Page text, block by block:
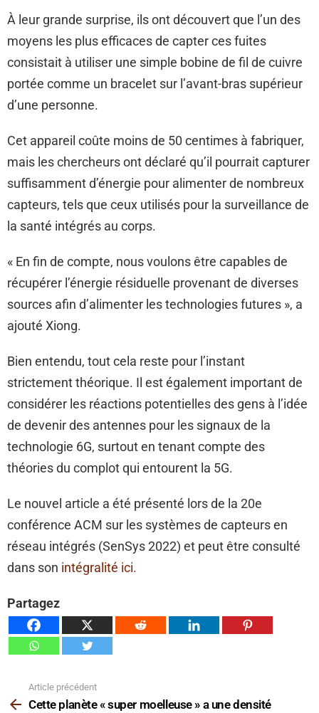
À leur grande surprise, ils ont découvert que l’un des
moyens les plus efficaces de capter ces fuites
consistait à utiliser une simple bobine de fil de cuivre
portée comme un bracelet sur l’avant-bras supérieur
d’une personne.
Cet appareil coûte moins de 50 centimes à fabriquer,
mais les chercheurs ont déclaré qu’il pourrait capturer
suffisamment d’énergie pour alimenter de nombreux
capteurs, tels que ceux utilisés pour la surveillance de
la santé intégrés au corps.
« En fin de compte, nous voulons être capables de
récupérer l’énergie résiduelle provenant de diverses
sources afin d’alimenter les technologies futures », a
ajouté Xiong.
Bien entendu, tout cela reste pour l’instant
strictement théorique. Il est également important de
considérer les réactions potentielles des gens à l’idée
de devenir des antennes pour les signaux de la
technologie 6G, surtout en tenant compte des
théories du complot qui entourent la 5G.
Le nouvel article a été présenté lors de la 20e
conférence ACM sur les systèmes de capteurs en
réseau intégrés (SenSys 2022) et peut être consulté
dans son intégralité ici.
Partagez
plus
Article précédent
Cette planète « super moelleuse » a une densité